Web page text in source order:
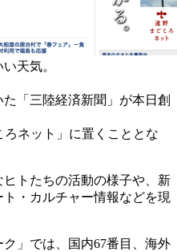
天気。
「三陸経済新聞」が本日創
ネット」に置くこととな
トたちの活動の様子や、新
・カルチャー情報などを現
ク」では、国内67番目、海外